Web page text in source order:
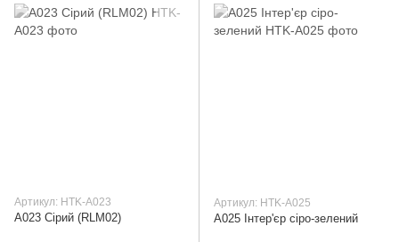
Артикул: HTK-A023
A023 Сірий (RLM02)
Артикул: HTK-A025
A025 Інтер'єр сіро-зелений